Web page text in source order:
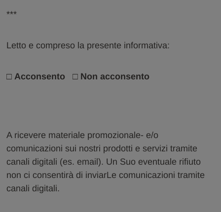
***
Letto e compreso la presente informativa:
□ Acconsento□ Non acconsento
A ricevere materiale promozionale- e/o
comunicazioni sui nostri prodotti e servizi tramite
canali digitali (es. email). Un Suo eventuale rifiuto
non ci consentirà di inviarLe comunicazioni tramite
canali digitali.